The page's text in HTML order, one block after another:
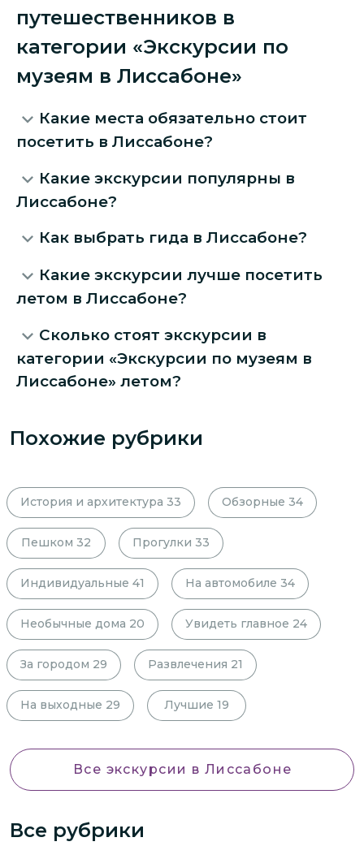
путешественников в
категории «Экскурсии по
музеям в Лиссабоне»
Какие места обязательно стоит
посетить в Лиссабоне?
Какие экскурсии популярны в
Лиссабоне?
Как выбрать гида в Лиссабоне?
Какие экскурсии лучше посетить
летом в Лиссабоне?
Сколько стоят экскурсии в
категории «Экскурсии по музеям в
Лиссабоне» летом?
Похожие рубрики
История и архитектура 33 Обзорные 34
Пешком 32 Прогулки 33
Индивидуальные 41 На автомобиле 34
Необычные дома 20 Увидеть главное 24
За городом 29 Развлечения 21
На выходные 29 Лучшие 19
Все экскурсии в Лиссабоне
Все рубрики